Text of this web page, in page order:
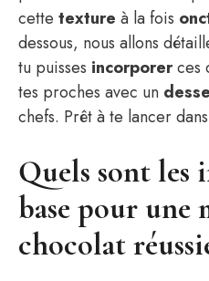
cette texture à la fois
dessous, nous allons
tu puisses incorporerces
tes proches avec un
chefs. Prêt à te lancer
Quels sont les
base pour une
chocolat